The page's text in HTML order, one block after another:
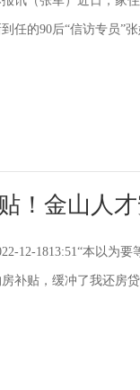
到任的90后“信访专员”
！金山人
12-1813:51“本以为
房补贴，缓冲了我还房